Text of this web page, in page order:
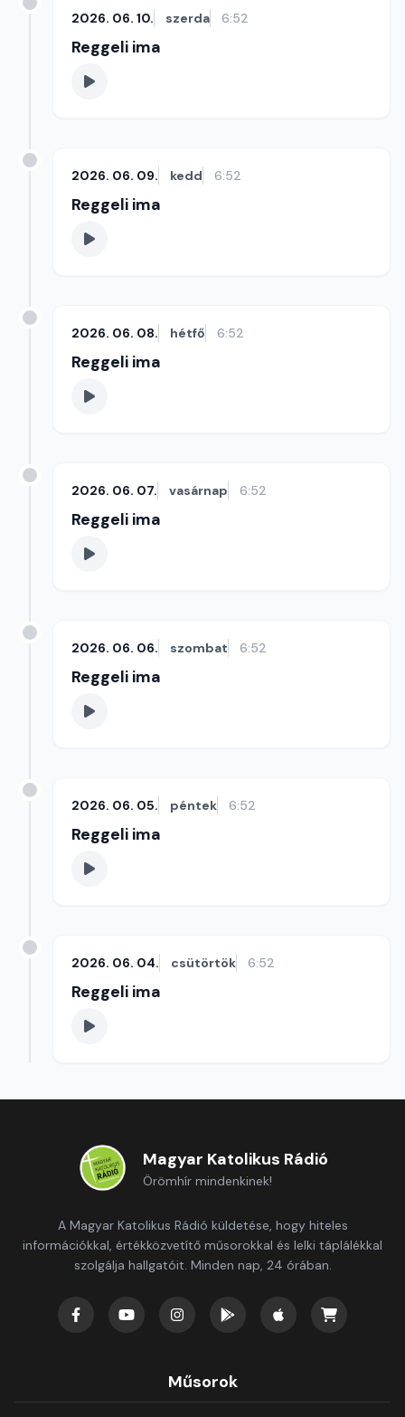
2026. 06. 10. szerda 6:52
Reggeli ima
2026. 06. 09. kedd 6:52
Reggeli ima
2026. 06. 08. hétfő 6:52
Reggeli ima
2026. 06. 07. vasárnap 6:52
Reggeli ima
2026. 06. 06. szombat 6:52
Reggeli ima
2026. 06. 05. péntek 6:52
Reggeli ima
2026. 06. 04. csütörtök 6:52
Reggeli ima
Magyar Katolikus Rádió
Örömhír mindenkinek!
A Magyar Katolikus Rádió küldetése, hogy hiteles
információkkal, értékközvetítő műsorokkal és lelki táplálékkal
szolgálja hallgatóit. Minden nap, 24 órában.
Műsorok